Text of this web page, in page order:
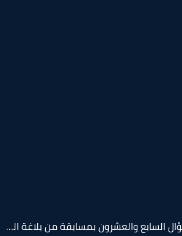
السؤال السابع والعشرون بمسابقة من بلاغة القرآن الكريم بإذاعة القرآن...